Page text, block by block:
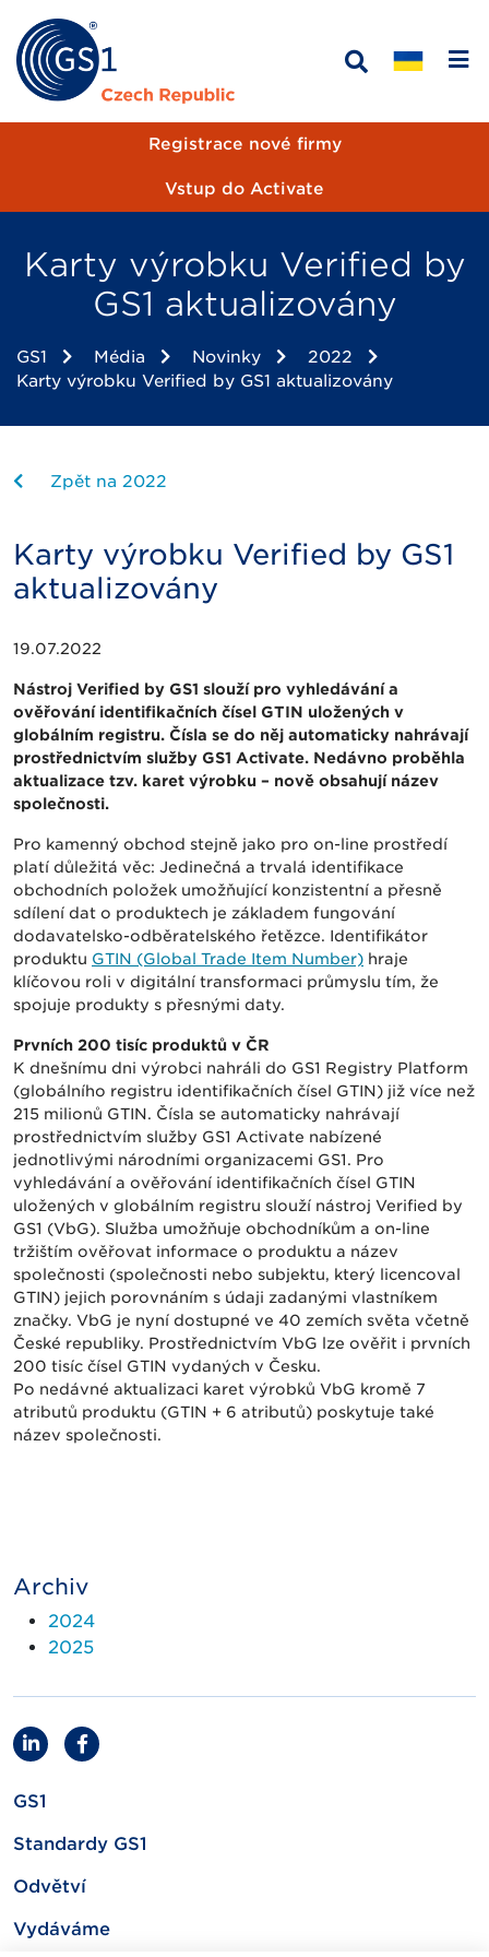
Registrace nové firmy
Vstup do Activate
Karty výrobku Verified by
GS1 aktualizovány
GS1 Média Novinky
2022
Karty výrobku Verified by GS1 aktualizovány
Zpět na 2022
Karty výrobku Verified by GS1
aktualizovány
19.07.2022
Nástroj Verified by GS1 slouží pro vyhledávání a
ověřování identifikačních čísel GTIN uložených v
globálním registru. Čísla se do něj automaticky nahrávají
prostřednictvím služby GS1 Activate. Nedávno proběhla
aktualizace tzv. karet výrobku – nově obsahují název
společnosti.
Pro kamenný obchod stejně jako pro on-line prostředí
platí důležitá věc: Jedinečná a trvalá identifikace
obchodních položek umožňující konzistentní a přesně
sdílení dat o produktech je základem fungování
dodavatelsko-odběratelského řetězce. Identifikátor
produktu GTIN (Global Trade Item Number) hraje
klíčovou roli v digitální transformaci průmyslu tím, že
spojuje produkty s přesnými daty.
Prvních 200 tisíc produktů v ČR
K dnešnímu dni výrobci nahráli do GS1 Registry Platform
(globálního registru identifikačních čísel GTIN) již více než
215 milionů GTIN. Čísla se automaticky nahrávají
prostřednictvím služby GS1 Activate nabízené
jednotlivými národními organizacemi GS1. Pro
vyhledávání a ověřování identifikačních čísel GTIN
uložených v globálním registru slouží nástroj Verified by
GS1 (VbG). Služba umožňuje obchodníkům a on-line
tržištím ověřovat informace o produktu a název
společnosti (společnosti nebo subjektu, který licencoval
GTIN) jejich porovnáním s údaji zadanými vlastníkem
značky. VbG je nyní dostupné ve 40 zemích světa včetně
České republiky. Prostřednictvím VbG lze ověřit i prvních
200 tisíc čísel GTIN vydaných v Česku.
Po nedávné aktualizaci karet výrobků VbG kromě 7
atributů produktu (GTIN + 6 atributů) poskytuje také
název společnosti.
Archiv
2024
2025
GS1
Standardy GS1
Odvětví
Vydáváme